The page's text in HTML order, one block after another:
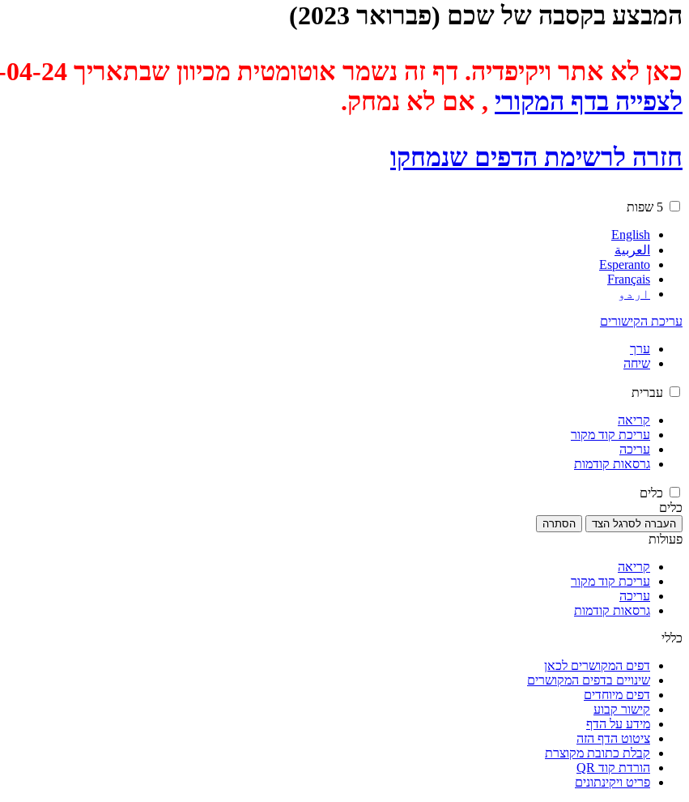
המבצע בקסבה של שכם (פברואר 2023)
כאן לא אתר ויקיפדיה. דף זה נשמר אוטומטית מכיוון שבתאריך 2024-04-24 התקיים דיון האם למחוק אותו.
לצפייה בדף המקורי , אם לא נמחק.
חזרה לרשימת הדפים שנמחקו
5 שפות
English
العربية
Esperanto
Français
اردو
עריכת הקישורים
ערך
שיחה
עברית
קריאה
עריכת קוד מקור
עריכה
גרסאות קודמות
כלים
כלים
העברה לסרגל הצד הסתרה
פעולות
קריאה
עריכת קוד מקור
עריכה
גרסאות קודמות
כללי
דפים המקושרים לכאן
שינויים בדפים המקושרים
דפים מיוחדים
קישור קבוע
מידע על הדף
ציטוט הדף הזה
קבלת כתובת מקוצרת
הורדת קוד QR
פריט ויקינתונים